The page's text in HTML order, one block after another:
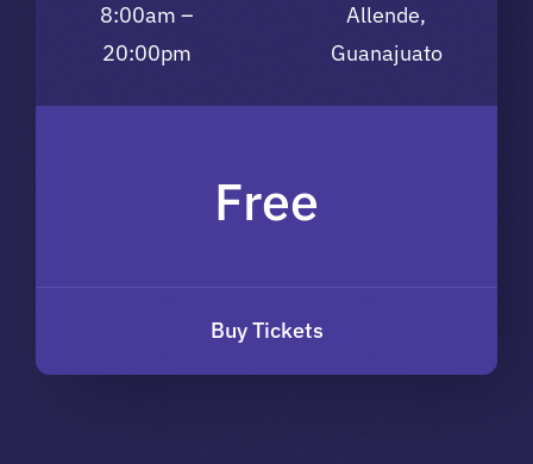
8:00am –
20:00pm
Allende,
Guanajuato
Free
Buy Tickets